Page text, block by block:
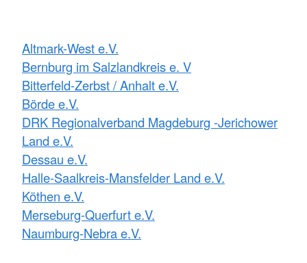
Altmark-West e.V.
Bernburg im Salzlandkreis e. V
Bitterfeld-Zerbst / Anhalt e.V.
Börde e.V.
DRK Regionalverband Magdeburg -Jerichower
Land e.V.
Dessau e.V.
Halle-Saalkreis-Mansfelder Land e.V.
Köthen e.V.
Merseburg-Querfurt e.V.
Naumburg-Nebra e.V.